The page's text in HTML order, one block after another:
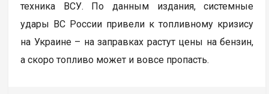
техника ВСУ. По данным издания, системные
удары ВС России привели к топливному кризису
на Украине – на заправках растут цены на бензин,
а скоро топливо может и вовсе пропасть.